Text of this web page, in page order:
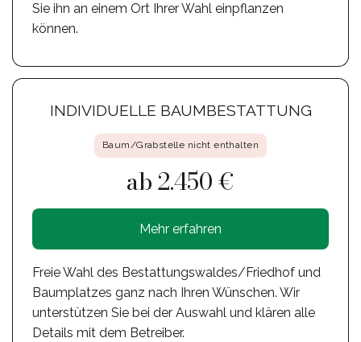
Sie ihn an einem Ort Ihrer Wahl einpflanzen
können.
INDIVIDUELLE BAUMBESTATTUNG
Baum/Grabstelle nicht enthalten
ab 2.450 €
Mehr erfahren
Freie Wahl des Bestattungswaldes/Friedhof und
Baumplatzes ganz nach Ihren Wünschen. Wir
unterstützen Sie bei der Auswahl und klären alle
Details mit dem Betreiber.